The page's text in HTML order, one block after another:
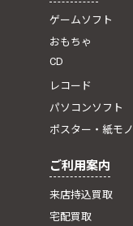
ゲームソフト
おもちゃ
CD
レコード
パソコンソフト
ポスター・紙モノ
ご利用案内
来店持込買取
宅配買取